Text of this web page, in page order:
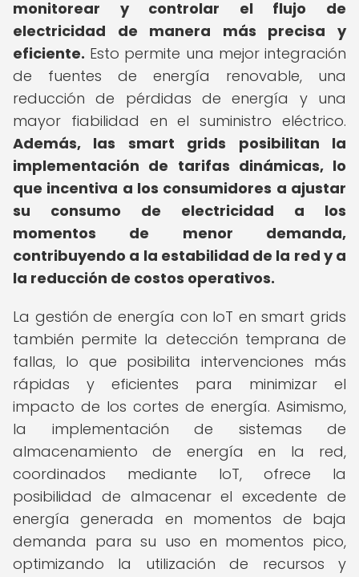
monitorear y controlar el flujo de
electricidad de manera más precisa y
eficiente. Esto permite una mejor integración
de fuentes de energía renovable, una
reducción de pérdidas de energía y una
mayor fiabilidad en el suministro eléctrico.
Además, las smart grids posibilitan la
implementación de tarifas dinámicas, lo
que incentiva a los consumidores a ajustar
su consumo de electricidad a los
momentos de menor demanda,
contribuyendo a la estabilidad de la red y a
la reducción de costos operativos.
La gestión de energía con IoT en smart grids
también permite la detección temprana de
fallas, lo que posibilita intervenciones más
rápidas y eficientes para minimizar el
impacto de los cortes de energía. Asimismo,
la implementación de sistemas de
almacenamiento de energía en la red,
coordinados mediante IoT, ofrece la
posibilidad de almacenar el excedente de
energía generada en momentos de baja
demanda para su uso en momentos pico,
optimizando la utilización de recursos y